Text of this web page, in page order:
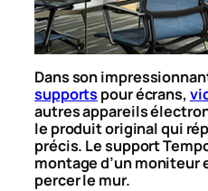
Dans son
supportspour écrans,
autres appareils
le produit original qui
précis. Le support
montage d’un moniteur
percer le mur.